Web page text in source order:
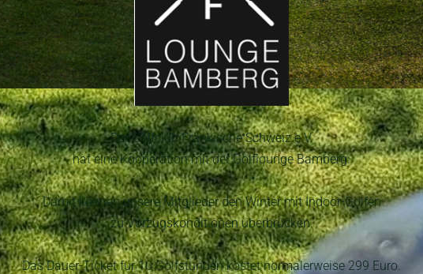
Der Golfclub Fränkische Schweiz e.V.
hat eine Kooperation mit der Golflounge Bamberg.
Damit können unsere Mitglieder den Winter mit Indoor-Golfen
zu Vorzugskonditionen überbrücken.
Das Dauer-Ticket für 10 Golfstunden kostet normalerweise 299 Euro.